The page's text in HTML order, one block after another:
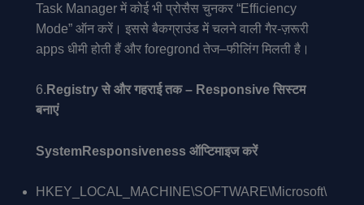
Task Manager में कोई भी प्रोसैस चुनकर “Efficiency
Mode” ऑन करें। इससे बैकग्राउंड में चलने वाली गैर-ज़रूरी
apps धीमी होती हैं और foregrond तेज–फीलिंग मिलती है।
6. Registry से और गहराई तक – Responsive सिस्टम
बनाएं
SystemResponsiveness ऑप्टिमाइज करें
HKEY_LOCAL_MACHINE\SOFTWARE\Microsoft\